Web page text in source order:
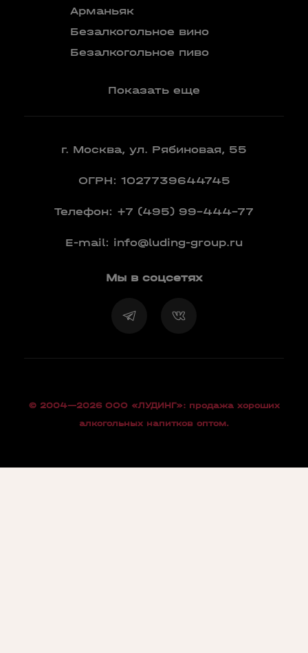
Арманьяк
Безалкогольное вино
Безалкогольное пиво
Показать еще
г. Москва, ул. Рябиновая, 55
ОГРН: 1027739644745
Телефон: +7 (495) 99-444-77
E-mail: info@luding-group.ru
Мы в соцсетях
© 2004—2026 OOO «ЛУДИНГ»: продажа хороших
алкогольных напитков оптом.